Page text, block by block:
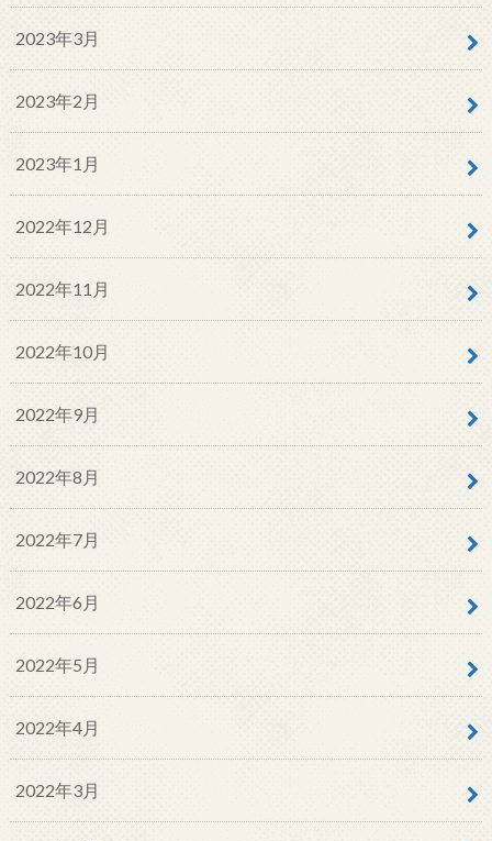
2023年3月
2023年2月
2023年1月
2022年12月
2022年11月
2022年10月
2022年9月
2022年8月
2022年7月
2022年6月
2022年5月
2022年4月
2022年3月